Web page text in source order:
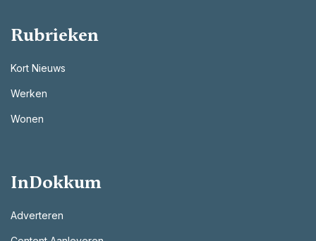
Rubrieken
Kort Nieuws
Werken
Wonen
InDokkum
Adverteren